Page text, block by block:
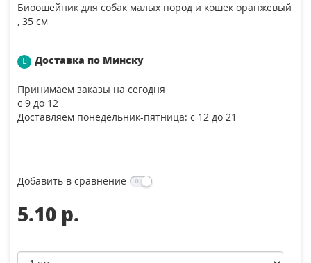
Биоошейник для собак малых пород и кошек оранжевый
, 35 см
Доставка по Минску
Принимаем заказы на сегодня
с 9 до 12
Доставляем понедельник-пятница: с 12 до 21
Добавить в сравнение
5.10 p.